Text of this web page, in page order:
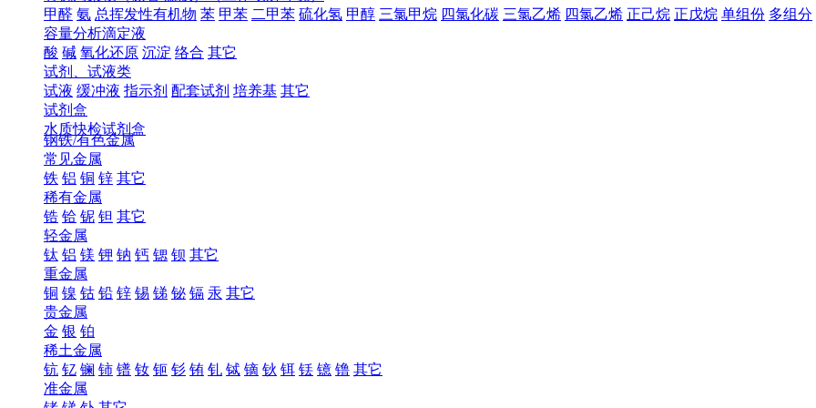
甲醛 氨 总挥发性有机物 苯 甲苯 二甲苯 硫化氢 甲醇 三氯甲烷 四氯化碳 三氯乙烯 四氯乙烯 正己烷 正戊烷 单组份 多组分
容量分析滴定液
酸 碱 氧化还原 沉淀 络合 其它
试剂、试液类
试液 缓冲液 指示剂 配套试剂 培养基 其它
试剂盒
水质快检试剂盒
钢铁/有色金属
常见金属
铁 铝 铜 锌 其它
稀有金属
锆 铪 铌 钽 其它
轻金属
钛 铝 镁 钾 钠 钙 锶 钡 其它
重金属
铜 镍 钴 铅 锌 锡 锑 铋 镉 汞 其它
贵金属
金 银 铂
稀土金属
钪 钇 镧 铈 镨 钕 钷 钐 铕 钆 铽 镝 钬 铒 铥 镱 镥 其它
准金属